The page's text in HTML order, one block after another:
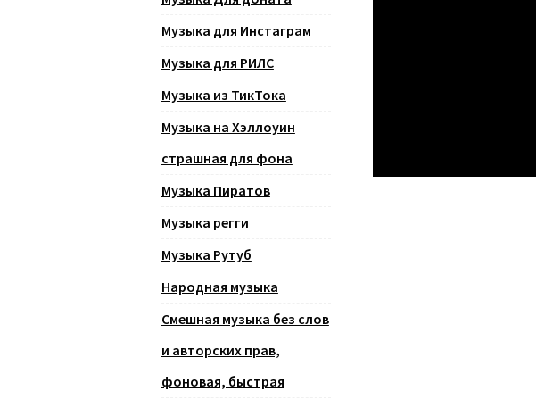
Музыка для Инстаграм
Музыка для РИЛС
Музыка из ТикТока
Музыка на Хэллоуин
страшная для фона
Музыка Пиратов
Музыка регги
Музыка Рутуб
Народная музыка
Смешная музыка без слов
и авторских прав,
фоновая, быстрая